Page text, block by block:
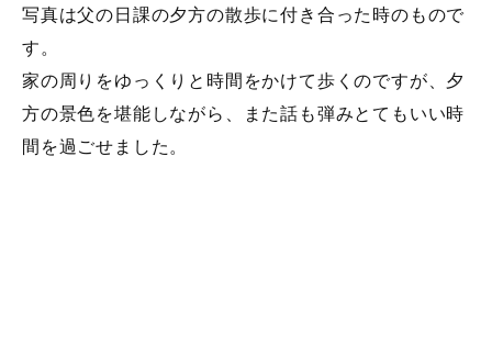
写真は父の日課の夕方の散歩に付き合った時のもので
す。
家の周りをゆっくりと時間をかけて歩くのですが、夕
方の景色を堪能しながら、また話も弾みとてもいい時
間を過ごせました。